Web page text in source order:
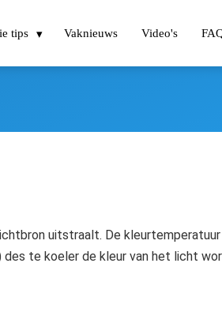
tips Vaknieuws Video's
uitstraalt. De
des te koeler de kleur van het licht